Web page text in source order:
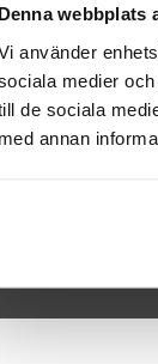
Denna webbplats
använder
medier
de sociala
med annan
efter
etc.